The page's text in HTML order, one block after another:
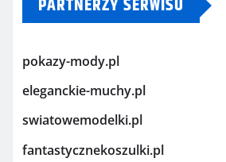
pokazy-mody.pl
eleganckie-muchy.pl
swiatowemodelki.pl
fantastycznekoszulki.pl